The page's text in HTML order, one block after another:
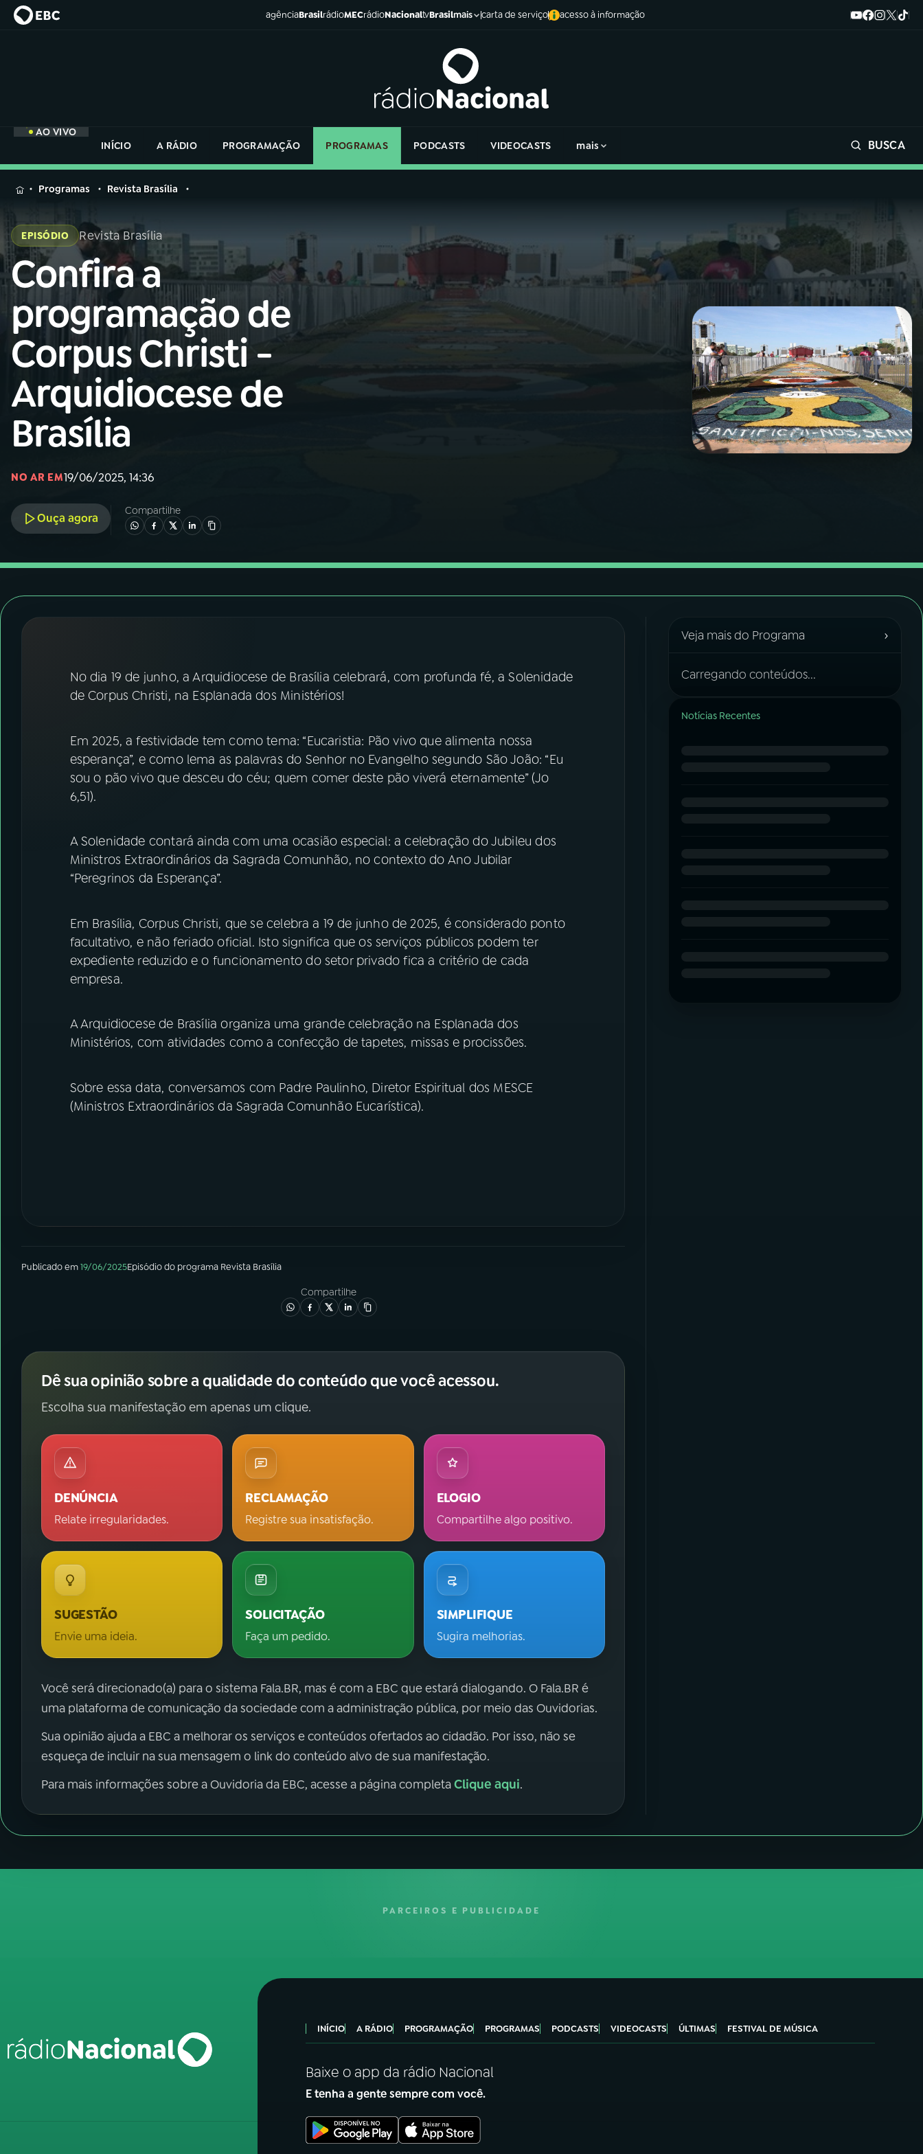
agênciaBrasilrádioMECrádioNacionaltvBrasilmais carta de serviço acesso à informação
AO VIVO
INÍCIO
A RÁDIO PROGRAMAÇÃO PROGRAMAS PODCASTS VIDEOCASTS mais BUSCA
MENU
Buscar
na
Rádio
Nacional
Buscar
01INÍCIO
02A RÁDIO
03PROGRAMAÇÃO
04PROGRAMAS
PODCASTS
YouTube Facebook
na
Rádio
Nacional
Programas Revista Brasília
EPISÓDIO Revista Brasília
Confira a
programação de
Corpus Christi -
Arquidiocese de
Brasília
NO AR EM19/06/2025, 14:36
Ouça agora
Compartilhe
No dia 19 de junho, a Arquidiocese de Brasília celebrará, com profunda fé, a Solenidade
de Corpus Christi, na Esplanada dos Ministérios!
Em 2025, a festividade tem como tema: “Eucaristia: Pão vivo que alimenta nossa
esperança”, e como lema as palavras do Senhor no Evangelho segundo São João: “Eu
sou o pão vivo que desceu do céu; quem comer deste pão viverá eternamente” (Jo
6,51).
A Solenidade contará ainda com uma ocasião especial: a celebração do Jubileu dos
Ministros Extraordinários da Sagrada Comunhão, no contexto do Ano Jubilar
“Peregrinos da Esperança”.
Em Brasília, Corpus Christi, que se celebra a 19 de junho de 2025, é considerado ponto
facultativo, e não feriado oficial. Isto significa que os serviços públicos podem ter
expediente reduzido e o funcionamento do setor privado fica a critério de cada
empresa.
A Arquidiocese de Brasília organiza uma grande celebração na Esplanada dos
Ministérios, com atividades como a confecção de tapetes, missas e procissões.
Sobre essa data, conversamos com Padre Paulinho, Diretor Espiritual dos MESCE
(Ministros Extraordinários da Sagrada Comunhão Eucarística).
Publicado em19/06/2025Episódiodo programa Revista Brasília
Compartilhe
Dê sua opinião sobre a qualidade do conteúdo que você acessou.
Escolha sua manifestação em apenas um clique.
DENÚNCIA
Relate irregularidades.
RECLAMAÇÃO
Registre sua insatisfação.
ELOGIO
Compartilhe algo positivo.
SUGESTÃO
Envie uma ideia.
SOLICITAÇÃO
Faça um pedido.
SIMPLIFIQUE
Sugira melhorias.
Você será direcionado(a) para o sistema Fala.BR, mas é com a EBC que estará dialogando. O Fala.BR é
uma plataforma de comunicação da sociedade com a administração pública, por meio das Ouvidorias.
Sua opinião ajuda a EBC a melhorar os serviços e conteúdos ofertados ao cidadão. Por isso, não se
esqueça de incluir na sua mensagem o link do conteúdo alvo de sua manifestação.
Para mais informações sobre a Ouvidoria da EBC, acesse a página completaClique aqui.
Veja mais do Programa ›
Carregando conteúdos...
Notícias Recentes
PARCEIROS E PUBLICIDADE
INÍCIO A RÁDIO PROGRAMAÇÃO PROGRAMAS PODCASTS VIDEOCASTS ÚLTIMAS FESTIVAL DE MÚSICA
Baixe o app da rádio Nacional
E tenha a gente sempre com você.